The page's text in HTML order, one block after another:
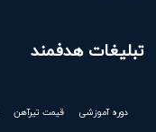
تبلیغات هدفمند
دوره آموزشی قیمت تیرآهن